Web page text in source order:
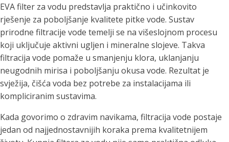
EVA filter za vodu predstavlja praktično i učinkovito
rješenje za poboljšanje kvalitete pitke vode. Sustav
prirodne filtracije vode temelji se na višeslojnom procesu
koji uključuje aktivni ugljen i mineralne slojeve. Takva
filtracija vode pomaže u smanjenju klora, uklanjanju
neugodnih mirisa i poboljšanju okusa vode. Rezultat je
svježija, čišća voda bez potrebe za instalacijama ili
kompliciranim sustavima.
Kada govorimo o zdravim navikama, filtracija vode postaje
jedan od najjednostavnijih koraka prema kvalitetnijem